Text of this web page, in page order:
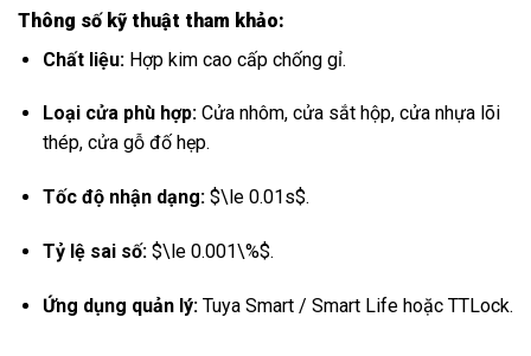
Thông số kỹ thuật tham khảo:
Chất liệu:Hợp kim cao cấp chống gỉ.
Loại cửa phù hợp:Cửa nhôm, cửa sắt hộp, cửa nhựa lõi
thép, cửa gỗ đố hẹp.
Tốc độ nhận dạng: $\le 0.01s$.
Tỷ lệ sai số: $\le 0.001\%$.
Ứng dụng quản lý:Tuya Smart / Smart Life hoặc TTLock.